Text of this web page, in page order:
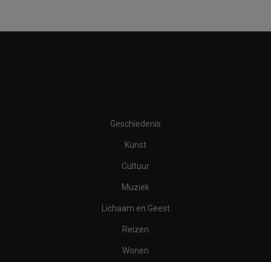
Geschiedenis
Kunst
Cultuur
Muziek
Lichaam en Geest
Reizen
Wonen